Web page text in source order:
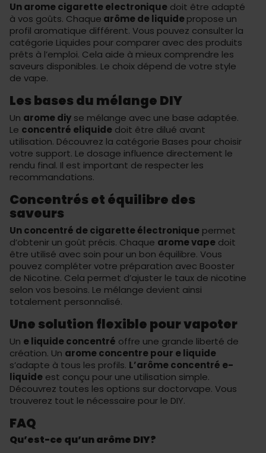
Un arome cigarette electronique doit être adapté
à vos goûts. Chaque arôme de liquidepropose un
profil aromatique différent. Vous pouvez consulter la
catégorie Liquides pour comparer avec des produits
prêts à l’emploi. Cela aide à mieux comprendre les
saveurs disponibles. Le choix dépend de votre style
de vape.
Les bases du mélange DIY
Un arome diy se mélange avec une base adaptée.
Le concentré eliquide doit être dilué avant
utilisation. Découvrez la catégorie Bases pour choisir
votre support. Le dosage influence directement le
rendu final. Il est important de respecter les
recommandations.
Concentrés et équilibre des
saveurs
Un concentré de cigarette électronique permet
d’obtenir un goût précis. Chaque arome vape doit
être utilisé avec soin pour un bon équilibre. Vous
pouvez compléter votre préparation avec Booster
de Nicotine. Cela permet d’ajuster le taux de nicotine
selon vos besoins. Le mélange devient ainsi
totalement personnalisé.
Une solution flexible pour vapoter
Un e liquide concentré offre une grande liberté de
création. Un arome concentre pour e liquide
s’adapte à tous les profils. L’arôme concentré e-
liquide est conçu pour une utilisation simple.
Découvrez toutes les options sur doctorvape. Vous
trouverez tout le nécessaire pour le DIY.
FAQ
Qu’est-ce qu’un arôme DIY?